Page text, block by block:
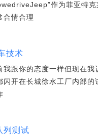
作为菲亚特
合情合理
技术
跟你的态度一样但现在
开在长城徐水工厂内部
列测试